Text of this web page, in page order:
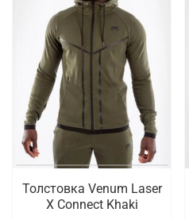
Толстовка Venum Laser
X Connect Khaki